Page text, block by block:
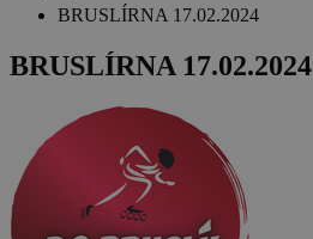
BRUSLÍRNA 17.02.2024
BRUSLÍRNA 17.02.2024